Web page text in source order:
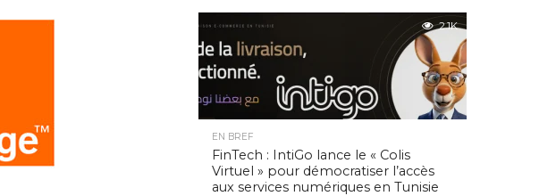
2.1K
EN BREF
FinTech : IntiGo lance le « Colis
Virtuel » pour démocratiser l’accès
aux services numériques en Tunisie